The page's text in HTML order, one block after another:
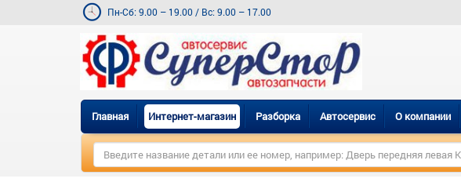
Пн-Сб: 9.00 – 19.00 / Вс: 9.00 – 17.00
Главная Интернет-магазин Разборка Автосервис О компании